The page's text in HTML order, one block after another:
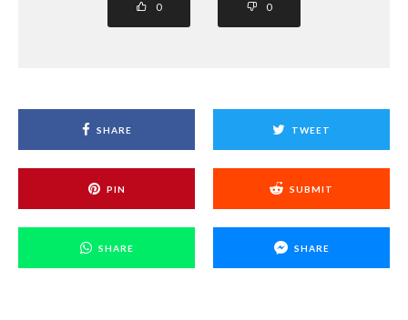
0 0
SHARE TWEET
PIN SUBMIT
SHARE SHARE